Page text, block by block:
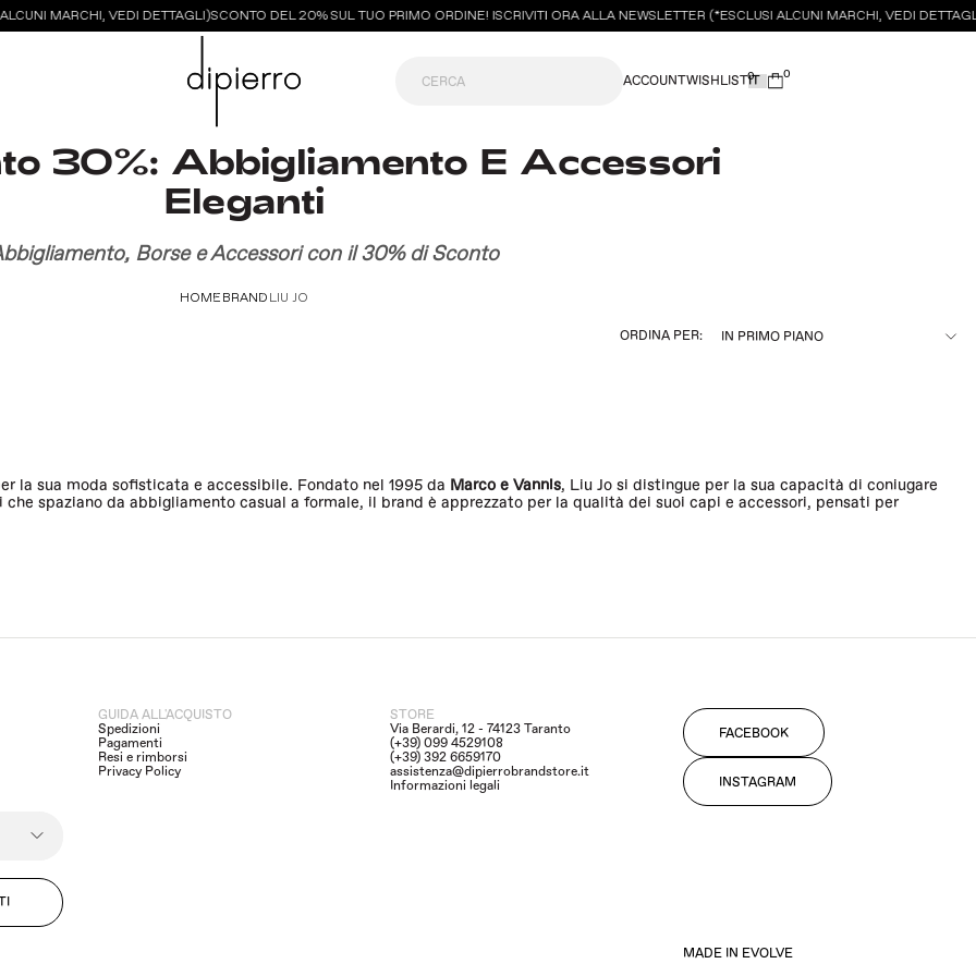
MARCHI, VEDI DETTAGLI)SCONTO DEL 20% SUL TUO PRIMO ORDINE! ISCRIVITI ORA ALLA NEWSLETTER (*ESCLUSI ALCUNI MARCHI, VEDI
ACCOUNTWISHLIST0 0
30%: Abbigliamento E Accessori
Eleganti
Borse e Accessori con il 30% di Sconto
HOME BRAND LIU JO
ORDINA PER:
la sua moda sofisticata e accessibile. Fondato nel 1995 da Marco e Vannis, Liu Jo si distingue per la sua capacità di coniugare
spaziano da abbigliamento casual a formale, il brand è apprezzato per la qualità dei suoi capi e accessori, pensati per
, ogni prodotto rappresenta il massimo
di lusso al tuo guardaroba, senza rinunciare alla qualità che Liu Jo garantisce.
GUIDA ALL'ACQUISTO
Spedizioni
Pagamenti
Resi e rimborsi
Privacy Policy
STORE
Via Berardi, 12 - 74123 Taranto
(+39) 099 4529108
(+39) 392 6659170
assistenza@dipierrobrandstore.it
Informazioni legali
FACEBOOK
INSTAGRAM
MADE IN EVOLVE